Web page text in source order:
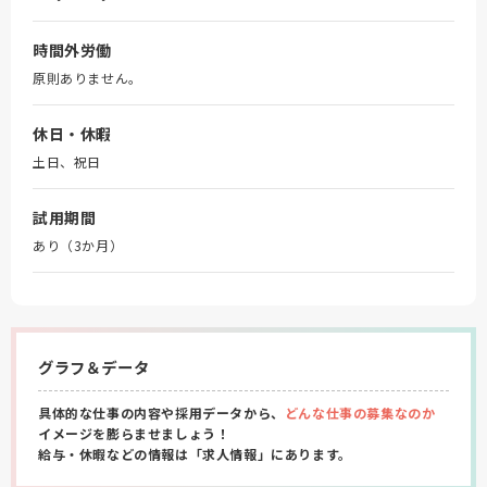
時間外労働
原則ありません。
休日・休暇
土日、祝日
試用期間
あり（3か月）
グラフ＆データ
具体的な仕事の内容や採用データから、
どんな仕事の募集なのか
イメージを膨らませましょう！
給与・休暇などの情報は「求人情報」にあります。